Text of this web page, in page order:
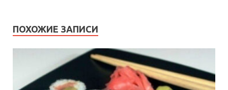
ПОХОЖИЕ ЗАПИСИ